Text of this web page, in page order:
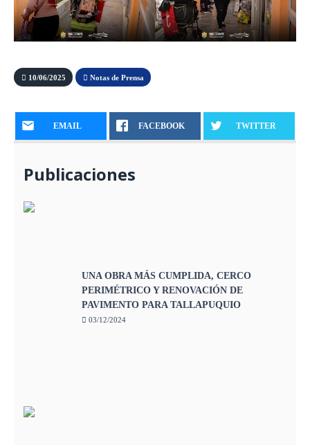
10/06/2025 Notas de Prensa
EMAIL FACEBOOK TWITTER
Publicaciones
UNA OBRA MÁS CUMPLIDA, CERCO
PERIMÉTRICO Y RENOVACIÓN DE
PAVIMENTO PARA TALLAPUQUIO
03/12/2024